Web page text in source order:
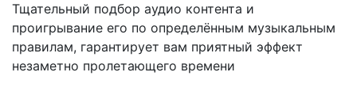
Тщательный подбор аудио контента и
проигрывание его по определённым музыкальным
правилам, гарантирует вам приятный эффект
незаметно пролетающего времени